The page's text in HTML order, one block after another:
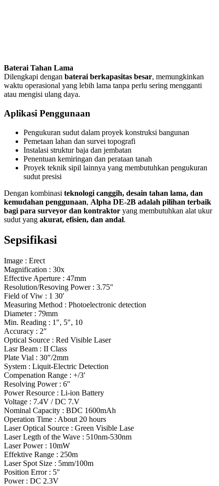
Baterai Tahan Lama
Dilengkapi dengan baterai berkapasitas besar, memungkinkan
waktu operasional yang lebih lama tanpa perlu sering mengganti
atau mengisi ulang daya.
Aplikasi Penggunaan
Pengukuran sudut dalam proyek konstruksi bangunan
Pemetaan lahan dan survei topografi
Instalasi struktur baja dan jembatan
Penentuan kemiringan dan perataan tanah
Proyek teknik sipil lainnya yang membutuhkan pengukuran
sudut presisi
Dengan kombinasi teknologi canggih, desain tahan lama, dan
kemudahan penggunaan, Alpha DE-2B adalah pilihan terbaik
bagi para surveyor dan kontraktor yang membutuhkan alat ukur
sudut yang akurat, efisien, dan andal.
Sepsifikasi
Image : Erect
Magnification : 30x
Effective Aperture : 47mm
Resolution/Resoving Power : 3.75″
Field of Viw : 1 30′
Measuring Method : Photoelectronic detection
Diameter : 79mm
Min. Reading : 1″, 5″, 10
Accuracy : 2″
Optical Source : Red Visible Laser
Lasr Beam : II Class
Plate Vial : 30″/2mm
System : Liquit-Electric Detection
Compenation Range : +/3′
Resolving Power : 6″
Power Resource : Li-ion Battery
Voltage : 7.4V / DC 7.V
Nominal Capacity : BDC 1600mAh
Operation Time : About 20 hours
Laser Optical Source : Green Visible Lase
Laser Legth of the Wave : 510nm-530nm
Laser Power : 10mW
Effektive Range : 250m
Laser Spot Size : 5mm/100m
Position Error : 5″
Power : DC 2.3V